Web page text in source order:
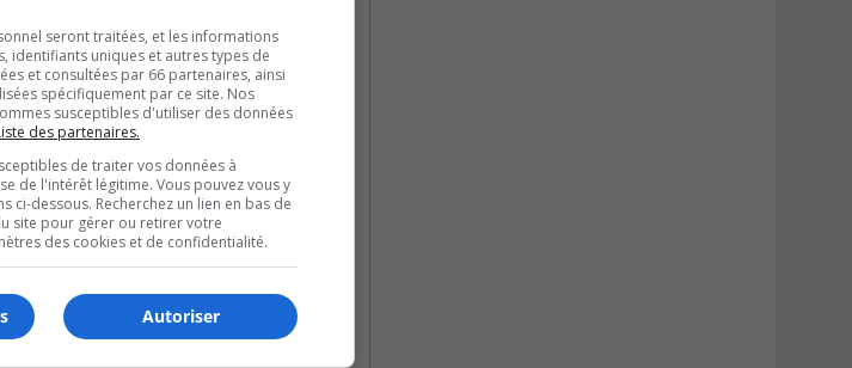
seront traitées, et les informations
identifiants uniques et autres types de
et consultées par 66 partenaires, ainsi
spécifiquement par ce site. Nos
susceptibles d'utiliser des données
des partenaires.
de traiter vos données à
de l'intérêt légitime. Vous pouvez vous y
ci-dessous. Recherchez un lien en bas de
site pour gérer ou retirer votre
des cookies et de confidentialité.
Autoriser